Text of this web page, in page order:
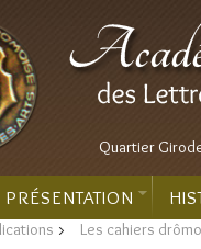
Quartier
PRÉSENTATION
> Les cahiers